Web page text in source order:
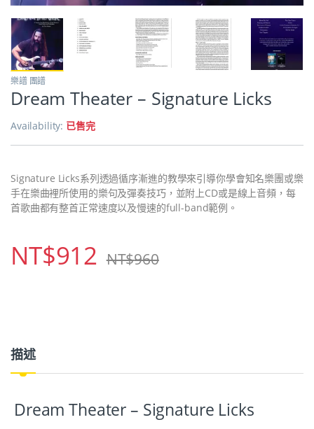
樂譜 團譜
Dream Theater – Signature Licks
Availability: 已售完
Signature Licks系列透過循序漸進的教學來引導你學會知名樂團或樂
手在樂曲裡所使用的樂句及彈奏技巧，並附上CD或是線上音頻，每
首歌曲都有整首正常速度以及慢速的full-band範例。
NT$912 NT$960
描述
Dream Theater – Signature Licks